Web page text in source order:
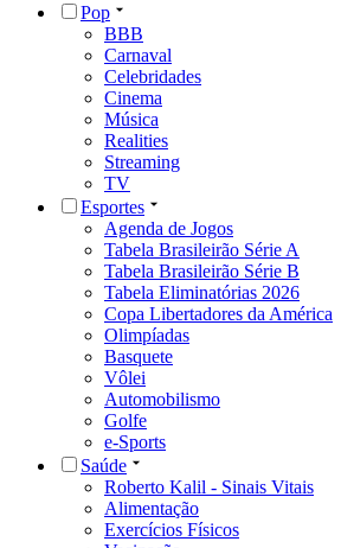
Pop
BBB
Carnaval
Celebridades
Cinema
Música
Realities
Streaming
TV
Esportes
Agenda de Jogos
Tabela Brasileirão Série A
Tabela Brasileirão Série B
Tabela Eliminatórias 2026
Copa Libertadores da América
Olimpíadas
Basquete
Vôlei
Automobilismo
Golfe
e-Sports
Saúde
Roberto Kalil - Sinais Vitais
Alimentação
Exercícios Físicos